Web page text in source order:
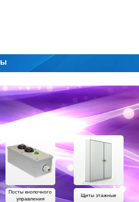
Посты кнопочного
управления
Щиты этажные